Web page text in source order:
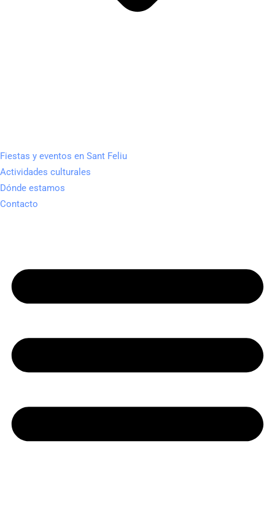
Fiestas y eventos en Sant Feliu
Actividades culturales
Dónde estamos
Contacto